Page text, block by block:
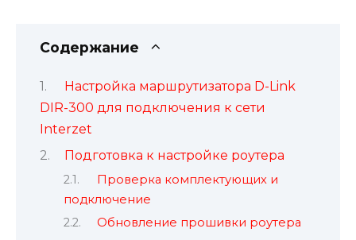
Содержание
Настройка маршрутизатора D-Link
DIR-300 для подключения к сети
Interzet
Подготовка к настройке роутера
Проверка комплектующих и
подключение
Обновление прошивки роутера